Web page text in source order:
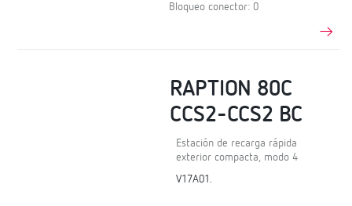
Bloqueo conector: 0
RAPTION 80C
CCS2-CCS2 BC
Estación de recarga rápida
exterior compacta, modo 4
V17A01.